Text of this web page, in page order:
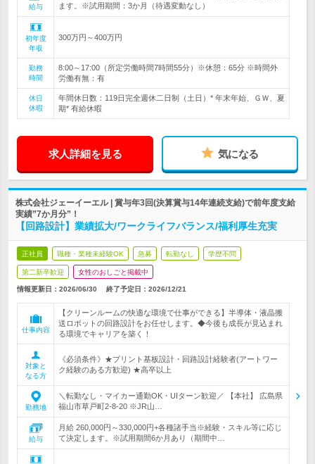
給与
ます。※試用期間：3か月（待遇変動なし）
初年度
年収
300万円～400万円
勤務
時間
8:00～17:00（所定労働時間7時間55分）※休憩：65分 ※時間外
労働有無：有
休日
休暇
年間休日数：119日完全週休二日制（土日）* 年末年始、ＧＷ、夏
期* 有給休暇
求人詳細を見る 気になる
株式会社ジェーイーエル | 賞与年3回(決算賞与14年連続支給)で前年度支給
実績”7か月分”！
【回路設計】業績拡大/ワークライフバランス/福利厚生充実
正社員 職種・業種未経験OK 急募 転勤なし 学歴不問
第二新卒歓迎 女性のおしごと掲載中
情報更新日：2026/06/30 終了予定日： 2026/12/21
仕事内容
【クリーンルームの快適な環境で仕事ができる】半導体・液晶搬
送ロボットの回路設計をお任せします。◆今後も成長が見込まれ
る環境でキャリアを築く！
対象と
なる方
《必須条件》★プリント基板設計・回路設計経験者(アートワー
ク経験のある方歓迎) ★高卒以上
勤務地
＼転勤なし・マイカー通勤OK・UIターン歓迎／ 【本社】 広島県
福山市草戸町2-8-20 ※JR山…
給与
月給 260,000円～330,000円+各種諸手当※経験・スキル等に応じ
て決定します。※試用期間6か月あり（期間中…